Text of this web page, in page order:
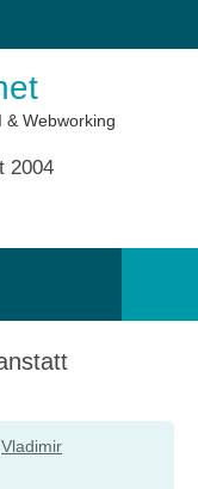
& Webworking
2004
Vladimir